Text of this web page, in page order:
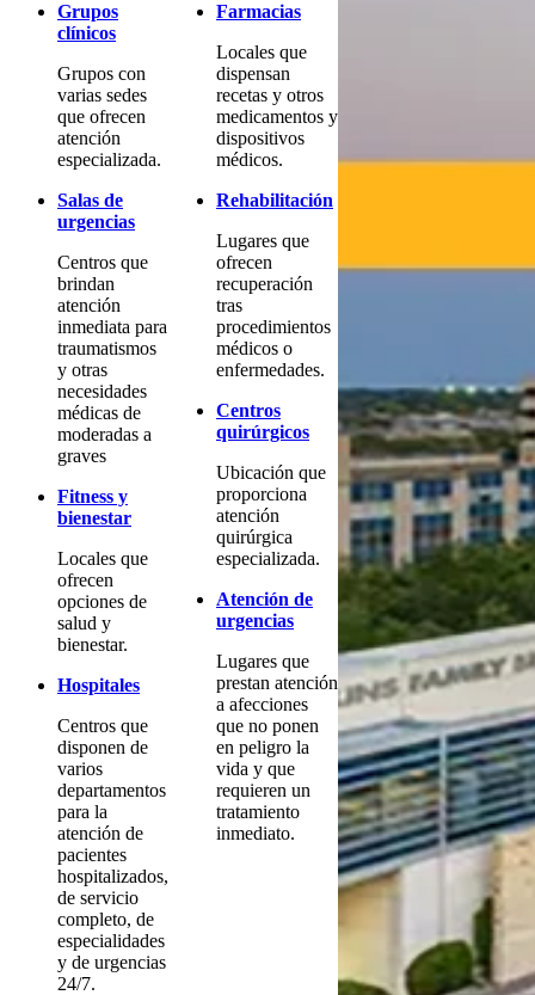
Grupos
clínicos
Grupos con
varias sedes
que ofrecen
atención
especializada.
Salas de
urgencias
Centros que
brindan
atención
inmediata para
traumatismos
y otras
necesidades
médicas de
moderadas a
graves
Fitness y
bienestar
Locales que
ofrecen
opciones de
salud y
bienestar.
Hospitales
Centros que
disponen de
varios
departamentos
para la
atención de
pacientes
hospitalizados,
de servicio
completo, de
especialidades
y de urgencias
24/7.
Farmacias
Locales que
dispensan
recetas y otros
medicamentos y
dispositivos
médicos.
Rehabilitación
Lugares que
ofrecen
recuperación
tras
procedimientos
médicos o
enfermedades.
Centros
quirúrgicos
Ubicación que
proporciona
atención
quirúrgica
especializada.
Atención de
urgencias
Lugares que
prestan atención
a afecciones
que no ponen
en peligro la
vida y que
requieren un
tratamiento
inmediato.